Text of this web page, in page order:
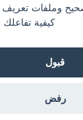
إنشاء حساب
وملفات تعريف
كيفية
قبول
رفض